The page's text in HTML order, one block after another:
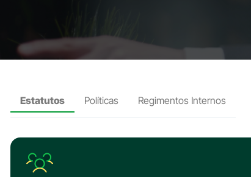
Estatutos Políticas Regimentos Internos